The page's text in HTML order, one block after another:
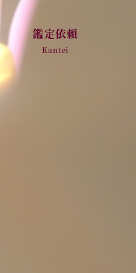
鑑定依頼
Kantei